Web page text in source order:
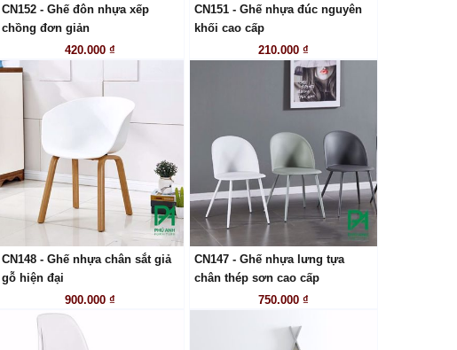
LIÊN HỆ
CN152 - Ghế đôn nhựa xếp
chồng đơn giản
420.000 ₫
LIÊN HỆ
CN151 - Ghế nhựa đúc nguyên
khối cao cấp
210.000 ₫
CN148 - Ghế nhựa chân sắt giả
gỗ hiện đại
900.000 ₫
LIÊN HỆ
CN147 - Ghế nhựa lưng tựa
chân thép sơn cao cấp
750.000 ₫